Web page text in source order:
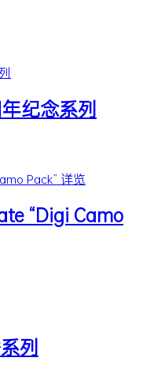
纪念系列
“Digi Camo
列